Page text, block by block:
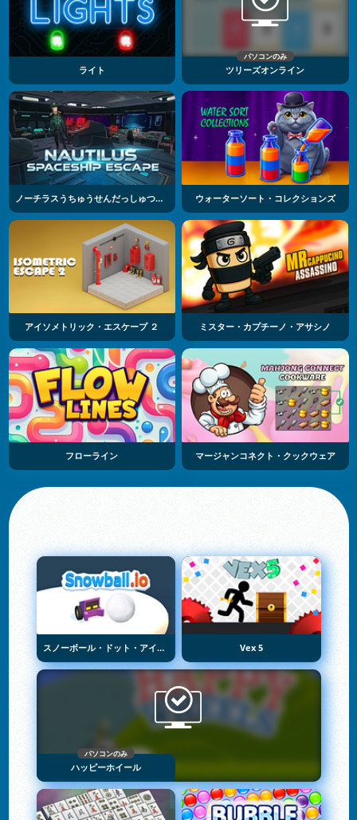
ライト
パソコンのみ
ツリーズオンライン
ノーチラスうちゅうせんだっしゅつパズル ウォーターソート・コレクションズ
アイソメトリック・エスケープ ２ ミスター・カプチーノ・アサシノ
フローライン マージャンコネクト・クックウェア
スノーボール・ドット・アイオー Vex 5
パソコンのみ
ハッピーホイール